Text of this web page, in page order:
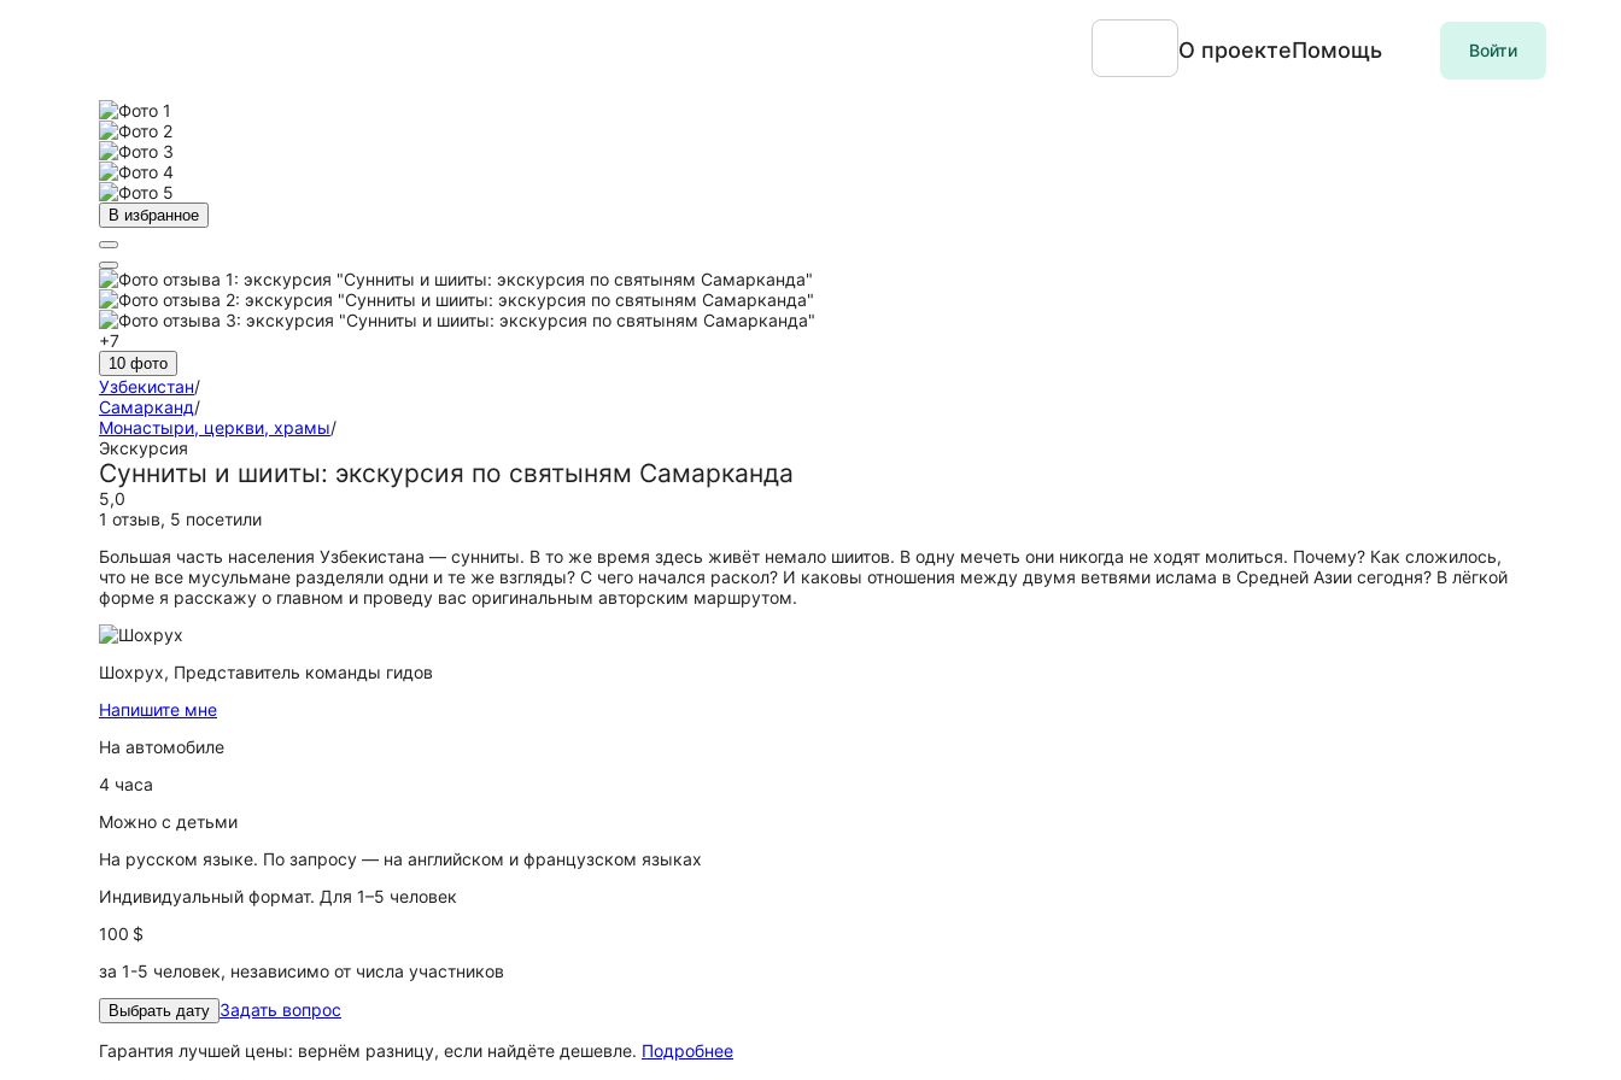
О проектеПомощь Войти
В избранное
+7
10 фото
Узбекистан/
Самарканд/
Монастыри, церкви, храмы/
Экскурсия
Сунниты и шииты: экскурсия по святыням Самарканда
5,0
1 отзыв, 5 посетили
Большая часть населения Узбекистана — сунниты. В то же время здесь живёт немало шиитов. В одну мечеть они никогда не ходят молиться. Почему? Как сложилось,
что не все мусульмане разделяли одни и те же взгляды? С чего начался раскол? И каковы отношения между двумя ветвями ислама в Средней Азии сегодня? В лёгкой
форме я расскажу о главном и проведу вас оригинальным авторским маршрутом.
Шохрух, Представитель команды гидов
Напишите мне
На автомобиле
4 часа
Можно с детьми
На русском языке. По запросу — на английском и французском языках
Индивидуальный формат. Для 1–5 человек
100 $
за 1-5 человек, независимо от числа участников
Выбрать дату Задать вопрос
Гарантия лучшей цены: вернём разницу, если найдёте дешевле. Подробнее